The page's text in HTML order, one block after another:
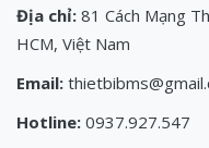
Địa chỉ: 81 Cách Mạng
HCM, Việt Nam
Email:
Hotline: 0937.927.547